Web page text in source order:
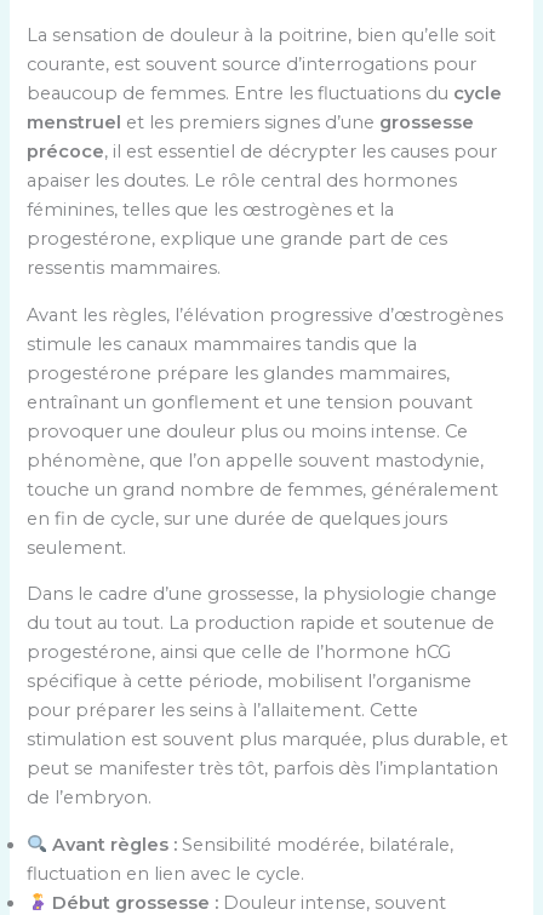
La sensation de douleur à la poitrine, bien qu’elle soit
courante, est souvent source d’interrogations pour
beaucoup de femmes. Entre les fluctuations du cycle
menstruel et les premiers signes d’une grossesse
précoce, il est essentiel de décrypter les causes pour
apaiser les doutes. Le rôle central des hormones
féminines, telles que les œstrogènes et la
progestérone, explique une grande part de ces
ressentis mammaires.
Avant les règles, l’élévation progressive d’œstrogènes
stimule les canaux mammaires tandis que la
progestérone prépare les glandes mammaires,
entraînant un gonflement et une tension pouvant
provoquer une douleur plus ou moins intense. Ce
phénomène, que l’on appelle souvent mastodynie,
touche un grand nombre de femmes, généralement
en fin de cycle, sur une durée de quelques jours
seulement.
Dans le cadre d’une grossesse, la physiologie change
du tout au tout. La production rapide et soutenue de
progestérone, ainsi que celle de l’hormone hCG
spécifique à cette période, mobilisent l’organisme
pour préparer les seins à l’allaitement. Cette
stimulation est souvent plus marquée, plus durable, et
peut se manifester très tôt, parfois dès l’implantation
de l’embryon.
Avant règles : Sensibilité modérée, bilatérale,
fluctuation en lien avec le cycle.
Début grossesse : Douleur intense, souvent